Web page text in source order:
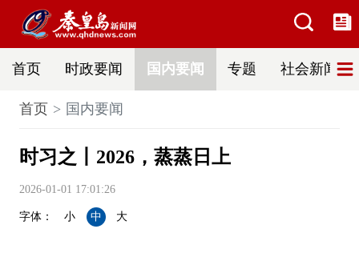
首页 时政要闻 国内要闻 专题 社会新闻
首页 国内要闻
时习之丨2026，蒸蒸日上
2026-01-01 17:01:26
字体： 小 中 大